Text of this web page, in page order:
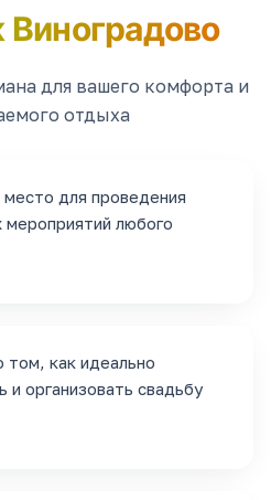
для вашего комфорта и
отдыха
для проведения
мероприятий любого
как идеально
и организовать свадьбу